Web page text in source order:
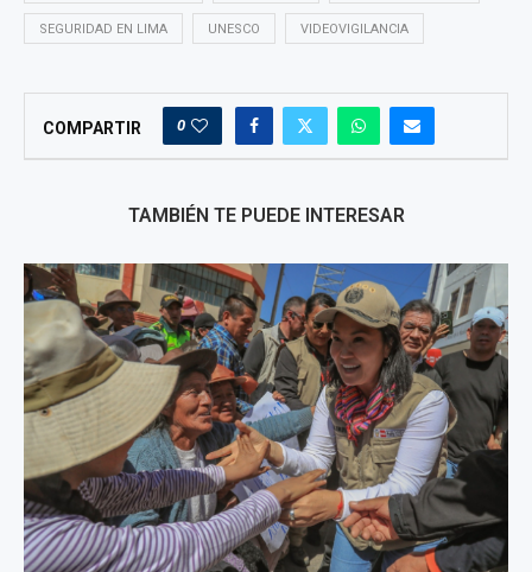
SEGURIDAD EN LIMA UNESCO VIDEOVIGILANCIA
COMPARTIR 0
TAMBIÉN TE PUEDE INTERESAR